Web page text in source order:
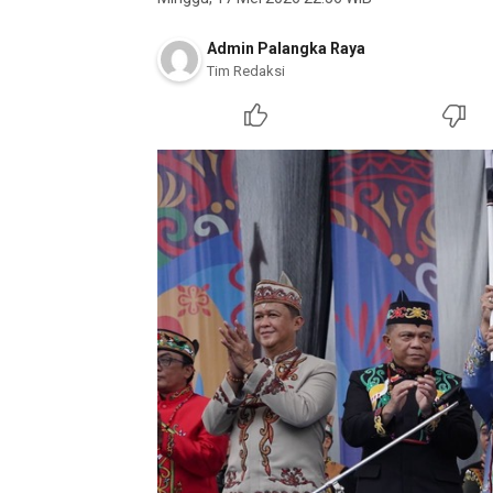
Admin Palangka Raya
Tim Redaksi